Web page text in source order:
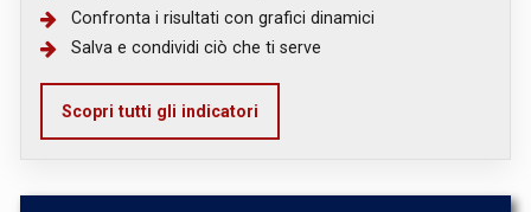
Confronta i risultati con grafici dinamici
Salva e condividi ciò che ti serve
Scopri tutti gli indicatori